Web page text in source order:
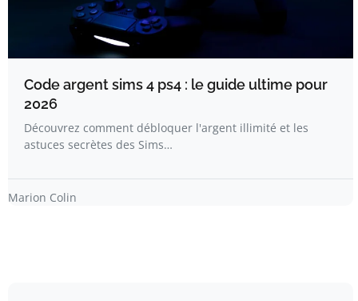
Code argent sims 4 ps4 : le guide ultime pour
2026
Découvrez comment débloquer l'argent illimité et les
astuces secrètes des Sims…
Marion Colin